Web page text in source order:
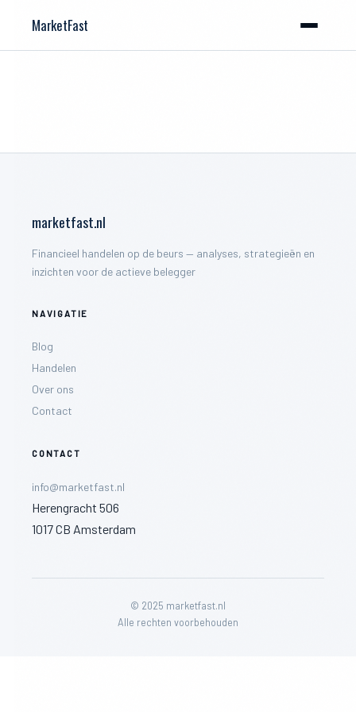
MarketFast
marketfast.nl
Financieel handelen op de beurs — analyses, strategieën en
inzichten voor de actieve belegger
NAVIGATIE
Blog
Handelen
Over ons
Contact
CONTACT
info@marketfast.nl
Herengracht 506
1017 CB Amsterdam
© 2025 marketfast.nl
Alle rechten voorbehouden